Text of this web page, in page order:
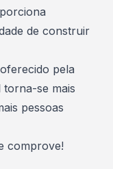
de construir
pela
se mais
pessoas
comprove!